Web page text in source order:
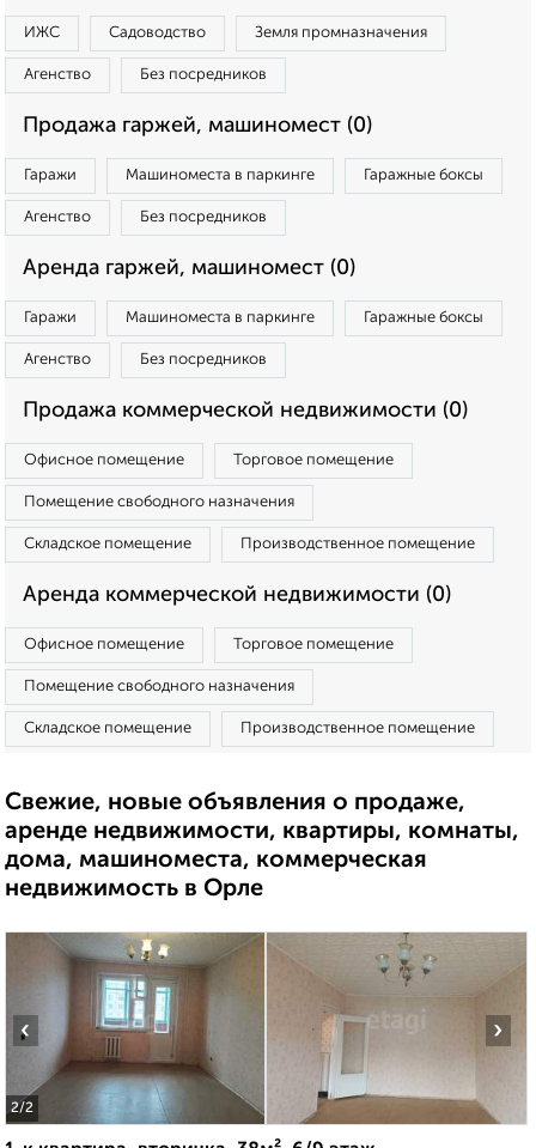
ИЖС Садоводство Земля промназначения
Агенство Без посредников
Продажа гаржей, машиномест (0)
Гаражи Машиноместа в паркинге Гаражные боксы
Агенство Без посредников
Аренда гаржей, машиномест (0)
Гаражи Машиноместа в паркинге Гаражные боксы
Агенство Без посредников
Продажа коммерческой недвижимости (0)
Офисное помещение Торговое помещение
Помещение свободного назначения
Складское помещение Производственное помещение
Аренда коммерческой недвижимости (0)
Офисное помещение Торговое помещение
Помещение свободного назначения
Складское помещение Производственное помещение
Свежие, новые объявления о продаже,
аренде недвижимости, квартиры, комнаты,
дома, машиноместа, коммерческая
недвижимость в Орле
2/2
‹ ›